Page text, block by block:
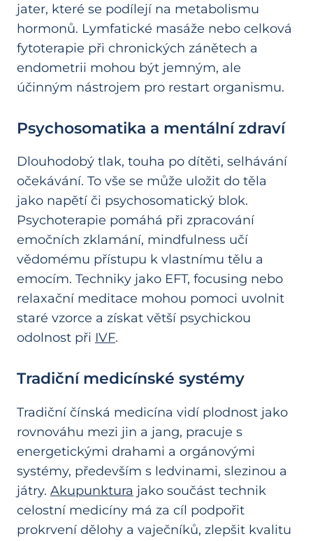
jater, které se podílejí na metabolismu
hormonů. Lymfatické masáže nebo celková
fytoterapie při chronických zánětech a
endometrii mohou být jemným, ale
účinným nástrojem pro restart organismu.
Psychosomatika a mentální zdraví
Dlouhodobý tlak, touha po dítěti, selhávání
očekávání. To vše se může uložit do těla
jako napětí či psychosomatický blok.
Psychoterapie pomáhá při zpracování
emočních zklamání, mindfulness učí
vědomému přístupu k vlastnímu tělu a
emocím. Techniky jako EFT, focusing nebo
relaxační meditace mohou pomoci uvolnit
staré vzorce a získat větší psychickou
odolnost při IVF.
Tradiční medicínské systémy
Tradiční čínská medicína vidí plodnost jako
rovnováhu mezi jin a jang, pracuje s
energetickými drahami a orgánovými
systémy, především s ledvinami, slezinou a
játry. Akupunktura jako součást technik
celostní medicíny má za cíl podpořit
prokrvení dělohy a vaječníků, zlepšit kvalitu